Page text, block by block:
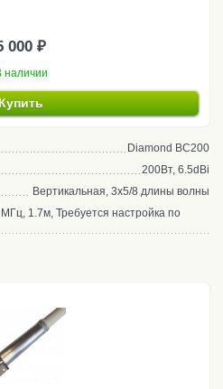
000 ₽
наличии
Купить
Diamond BC200
200Вт, 6.5dBi
Вертикальная, 3x5/8 длины волны
1.7м, Требуется настройка по